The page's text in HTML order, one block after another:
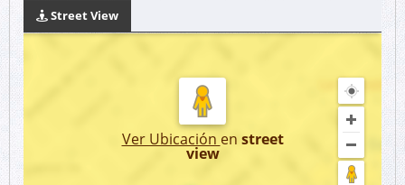
Street View
Ver Ubicación en street
view